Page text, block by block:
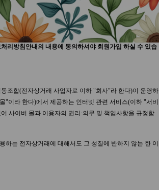
리방침안내의 내용에 동의하셔야 회원가입 하실 수 있습
조합(전자상거래 사업자로 이하 "회사"라 한다)이 운영하
"이라 한다)에서 제공하는 인터넷 관련 서비스(이하 "서비
사이버 몰과 이용자의 권리·의무 및 책임사항을 규정함
하는 전자상거래에 대해서도 그 성질에 반하지 않는 한 이